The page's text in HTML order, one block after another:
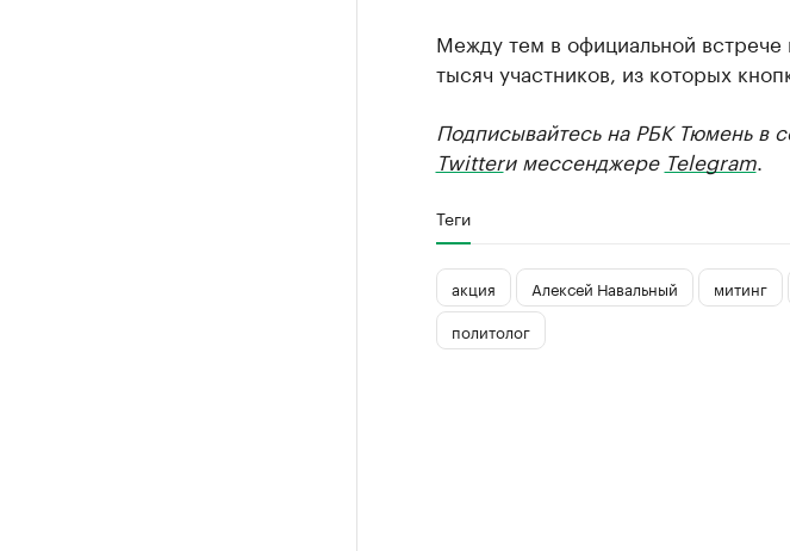
Между тем в официальной встрече
тысяч участников, из которых
Подписывайтесь на РБК Тюмень в
Twitterи мессенджере Telegram.
Теги
акция Алексей Навальный митинг
политолог